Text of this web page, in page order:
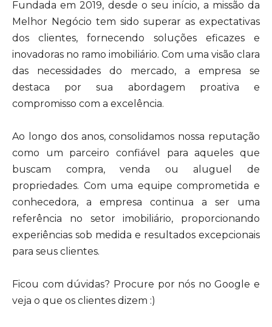
Fundada em 2019, desde o seu início, a missão da
Melhor Negócio tem sido superar as expectativas
dos clientes, fornecendo soluções eficazes e
inovadoras no ramo imobiliário. Com uma visão clara
das necessidades do mercado, a empresa se
destaca por sua abordagem proativa e
compromisso com a excelência.
Ao longo dos anos, consolidamos nossa reputação
como um parceiro confiável para aqueles que
buscam compra, venda ou aluguel de
propriedades. Com uma equipe comprometida e
conhecedora, a empresa continua a ser uma
referência no setor imobiliário, proporcionando
experiências sob medida e resultados excepcionais
para seus clientes.
Ficou com dúvidas? Procure por nós no Google e
veja o que os clientes dizem :)